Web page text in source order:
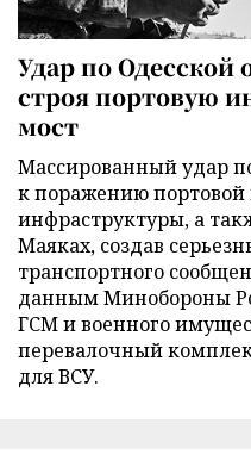
Удар по Одесской
строя портовую
мост
Массированный удар
к поражению
инфраструктуры, а
Маяках, создав
транспортного
данным Минобороны
ГСМ и военного
перевалочный
для ВСУ.